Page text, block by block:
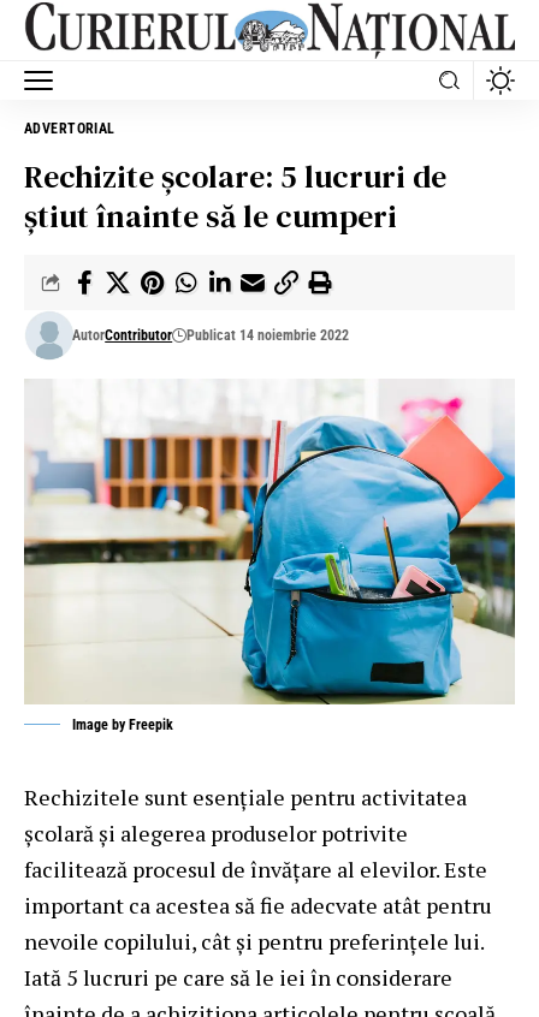
ADVERTORIAL
Rechizite școlare: 5 lucruri de
știut înainte să le cumperi
AutorContributor Publicat 14 noiembrie 2022
Image by Freepik
Rechizitele sunt esențiale pentru activitatea
școlară și alegerea produselor potrivite
facilitează procesul de învățare al elevilor. Este
important ca acestea să fie adecvate atât pentru
nevoile copilului, cât și pentru preferințele lui.
Iată 5 lucruri pe care să le iei în considerare